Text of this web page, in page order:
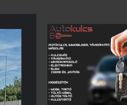
Azt hitte, rá nem vonatkozik a